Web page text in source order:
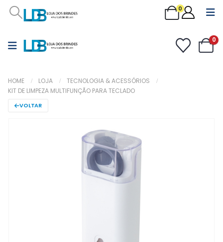
0
0
HOME LOJA
TECNOLOGIA & ACESSÓRIOS
KIT DE LIMPEZA MULTIFUNÇÃO PARA TECLADO
VOLTAR